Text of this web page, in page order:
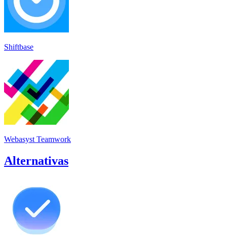
Shiftbase
Webasyst Teamwork
Alternativas